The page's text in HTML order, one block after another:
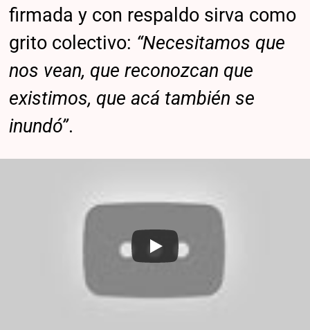
firmada y con respaldo sirva como
grito colectivo: “Necesitamos que
nos vean, que reconozcan que
existimos, que acá también se
inundó”.